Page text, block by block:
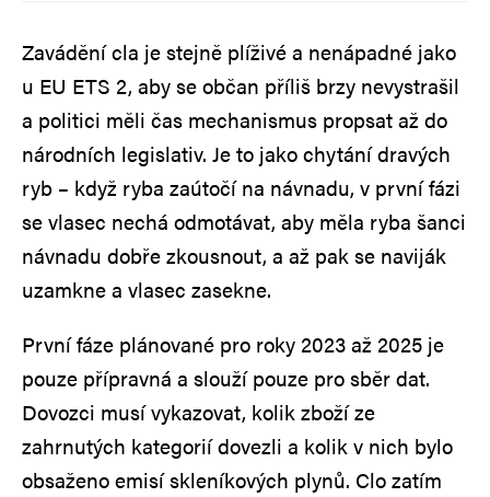
Zavádění cla je stejně plíživé a nenápadné jako
u EU ETS 2, aby se občan příliš brzy nevystrašil
a politici měli čas mechanismus propsat až do
národních legislativ. Je to jako chytání dravých
ryb – když ryba zaútočí na návnadu, v první fázi
se vlasec nechá odmotávat, aby měla ryba šanci
návnadu dobře zkousnout, a až pak se naviják
uzamkne a vlasec zasekne.
První fáze plánované pro roky 2023 až 2025 je
pouze přípravná a slouží pouze pro sběr dat.
Dovozci musí vykazovat, kolik zboží ze
zahrnutých kategorií dovezli a kolik v nich bylo
obsaženo emisí skleníkových plynů. Clo zatím